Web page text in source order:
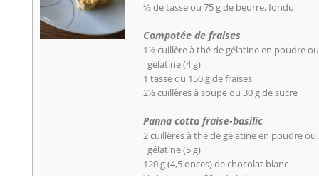
⅓ de tasse ou 75 g de beurre, fondu
Compotée de fraises
1½ cuillère à thé de gélatine en poudre
gélatine (4 g)
1 tasse ou 150 g de fraises
2½ cuillères à soupe ou 30 g de sucre
Panna cotta fraise-basilic
2 cuillères à thé de gélatine en poudre
gélatine (5 g)
120 g (4,5 onces) de chocolat blanc